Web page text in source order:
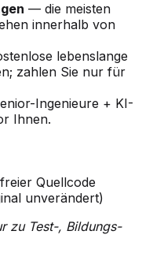
— die meisten
innerhalb von
lebenslange
zahlen Sie nur für
Ingenieure + KI-
Ihnen.
Quellcode
unverändert)
zu Test-, Bildungs-